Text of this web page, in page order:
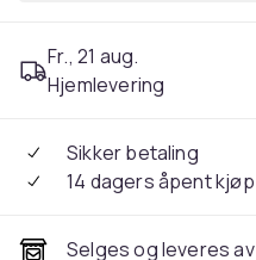
Fr., 21 aug.
Hjemlevering
Sikker betaling
14 dagers åpent kjøp
Selges og leveres av